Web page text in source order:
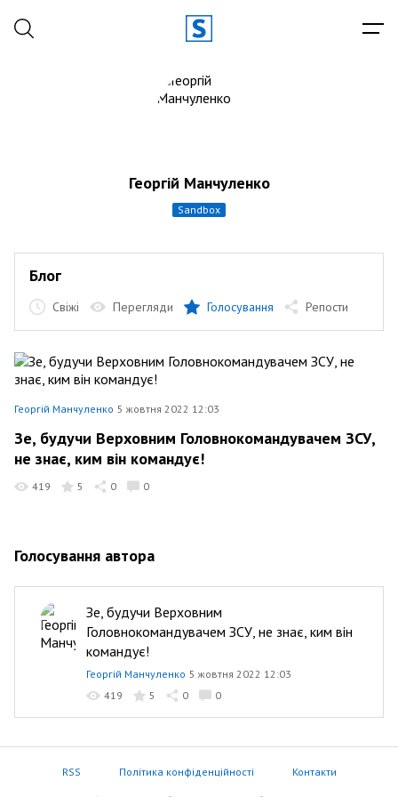
Георгій Манчуленко
sandbox
Блог
Свіжі Перегляди Голосування Репости
Георгій Манчуленко 5 жовтня 2022 12:03
Зе, будучи Верховним Головнокомандувачем ЗСУ,
не знає, ким він командує!
419 5 0 0
Голосування автора
Зе, будучи Верховним
Головнокомандувачем ЗСУ, не знає, ким він
командує!
Георгій Манчуленко 5 жовтня 2022 12:03
419
5 0 0
RSS Політика конфіденційності Контакти